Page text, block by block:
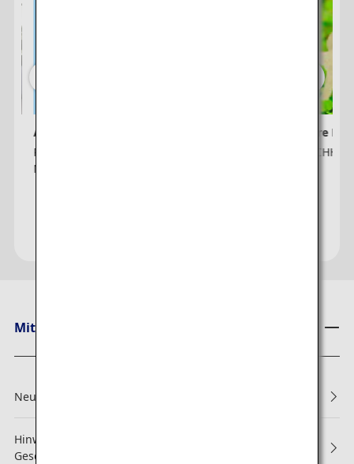
ANA e-Newsletter
Registrieren Sie sich hier für den ANA e-
Newsletter
ANA Future
ANA x
Mitteilungen von ANA
Neu: Reservierungen und Boarding
Hinweis zu Änderungen der Allgemeinen
Geschäftsbedingungen des ANA Mileage Club